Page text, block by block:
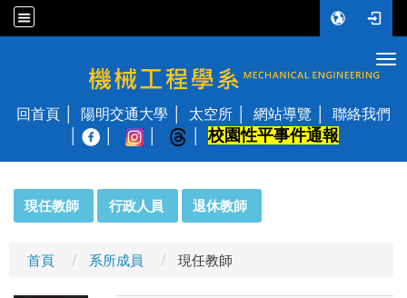
國立陽明交通大學 機械工程學系
回首頁 陽明交通大學 太空所 網站導覽
聯絡我們
校園性平事件通報
現任教師 行政人員 退休教師
首頁 系所成員 現任教師